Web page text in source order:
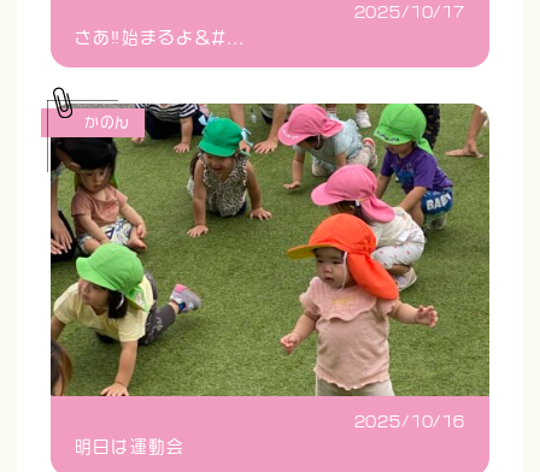
2025/10/17
さあ‼️始まるよ&#...
2025/10/16
明日は運動会
かのん